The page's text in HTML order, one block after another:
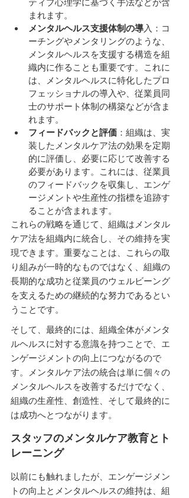
まれます。
メンタルヘルス支援体制の導入：コ
ーチングやメンタリングのような、
メンタルヘルスを支援する構造を組
織内に作ることも重要です。これに
は、メンタルヘルスに特化したプロ
フェッショナルの導入や、従業員同
士のサポート体制の構築などが含ま
れます。
フィードバックと評価 ：組織は、実
装したメンタルケア法の効果を定期
的に評価し、必要に応じて改善する
必要があります。これには、従業員
のフィードバックを収集し、エンゲ
ージメントや生産性の指標を追跡す
ることが含まれます。
これらの戦略を通じて、組織はメンタル
ケア法を組織内に統合し、その維持を実
現できます。重要なことは、これらの取
り組みが一時的なものではなく、組織の
長期的な成功と従業員のウェルビーング
を支えるための継続的な努力であるとい
うことです。
そして、最終的には、組織全体がメンタ
ルヘルスに対する意識を持つことで、エ
ンゲージメントの向上につながるので
す。メンタルケア法の統合は単に個々の
メンタルヘルスを改善するだけでなく、
組織の生産性、創造性、そして最終的に
は成功へとつながります。
スタッフのメンタルケア教育とト
レーニング
以前にも触れましたが、エンゲージメン
トの向上とメンタルヘルスの維持は、組